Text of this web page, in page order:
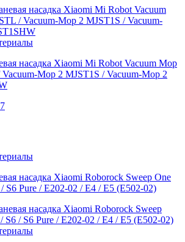
насадка Xiaomi Mi Robot Vacuum Mop
Mop 2 MJST1S / Vacuum-Mop 2
насадка Xiaomi Roborock Sweep One
S6 Pure / E202-02 / E4 / E5 (E502-02)